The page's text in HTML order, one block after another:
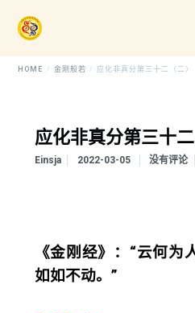
HOME 金刚般若 应化非真分第三十二（二）
应化非真分第三十二
Einsja 2022-03-05 没有评论
《金刚经》：“云何为
如如不动。”